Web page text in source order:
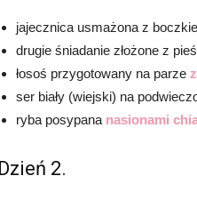
jajecznica usmażona z
drugie śniadanie złożone z
łosoś przygotowany na parze
ser biały (wiejski) na
ryba posypana nasionami
Dzień 2.